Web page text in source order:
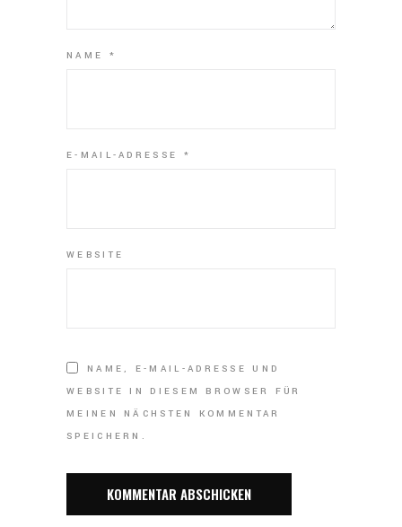
NAME *
E-MAIL-ADRESSE *
WEBSITE
NAME, E-MAIL-ADRESSE UND
WEBSITE IN DIESEM BROWSER FÜR
MEINEN NÄCHSTEN KOMMENTAR
SPEICHERN.